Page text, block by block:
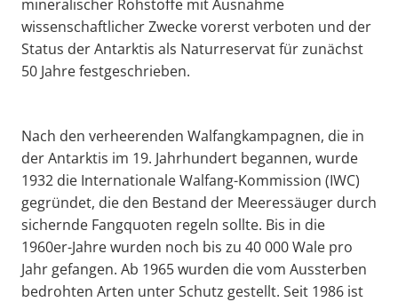
mineralischer Rohstoffe mit Ausnahme
wissenschaftlicher Zwecke vorerst verboten und der
Status der Antarktis als Naturreservat für zunächst
50 Jahre festgeschrieben.
Nach den verheerenden Walfangkampagnen, die in
der Antarktis im 19. Jahrhundert begannen, wurde
1932 die Internationale Walfang-Kommission (IWC)
gegründet, die den Bestand der Meeressäuger durch
sichernde Fangquoten regeln sollte. Bis in die
1960er-Jahre wurden noch bis zu 40 000 Wale pro
Jahr gefangen. Ab 1965 wurden die vom Aussterben
bedrohten Arten unter Schutz gestellt. Seit 1986 ist